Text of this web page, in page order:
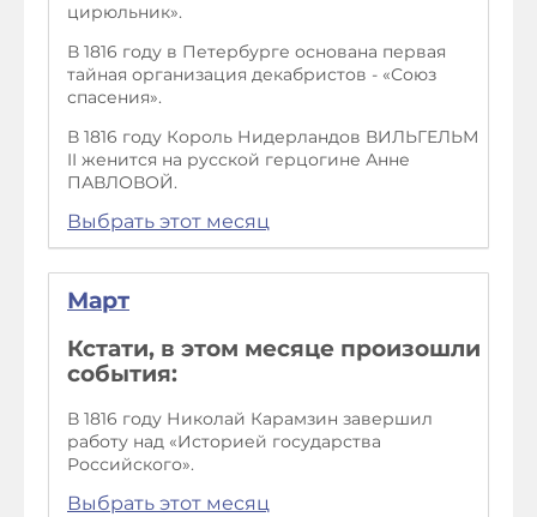
цирюльник».
В 1816 году в Петербурге основана первая
тайная организация декабристов - «Союз
спасения».
В 1816 году Король Нидерландов ВИЛЬГЕЛЬМ
II женится на русской герцогине Анне
ПАВЛОВОЙ.
Выбрать этот месяц
Март
Кстати, в этом месяце произошли
события:
В 1816 году Николай Карамзин завершил
работу над «Историей государства
Российского».
Выбрать этот месяц